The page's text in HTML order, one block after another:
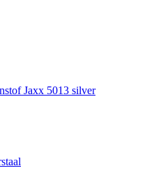
Jaxx 5013 silver